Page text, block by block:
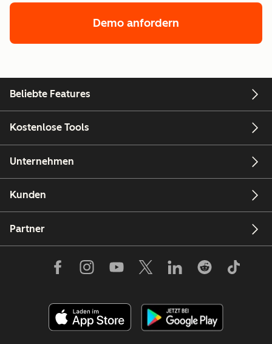
Demo anfordern
Beliebte Features
Kostenlose Tools
Unternehmen
Kunden
Partner